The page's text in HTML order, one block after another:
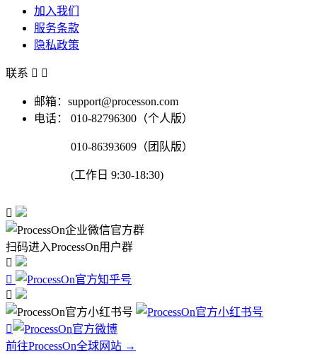
加入我们
服务条款
隐私政策
联系  
邮箱：support@processon.com
电话：
010-82796300（个人版）
010-86393609（团队版）
(工作日 9:30-18:30)

扫码进入ProcessOn用户群




前往ProcessOn全球网站 →